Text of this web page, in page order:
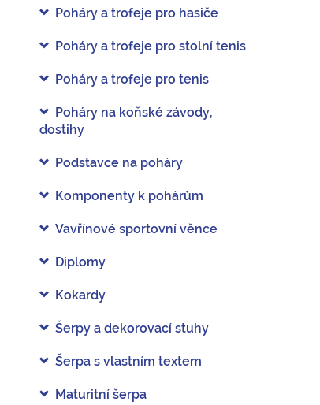
Poháry a trofeje pro hasiče
Poháry a trofeje pro stolní tenis
Poháry a trofeje pro tenis
Poháry na koňské závody,
dostihy
Podstavce na poháry
Komponenty k pohárům
Vavřínové sportovní věnce
Diplomy
Kokardy
Šerpy a dekorovací stuhy
Šerpa s vlastním textem
Maturitní šerpa